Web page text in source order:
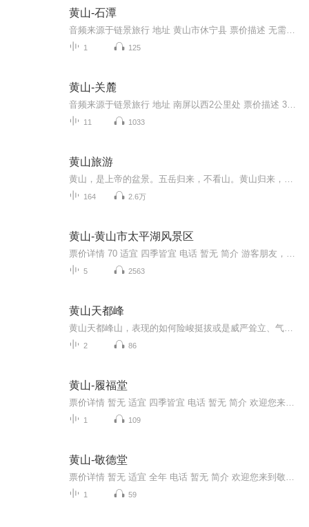
黄山-石潭
1 125
黄山-关麓
11 1033
黄山旅游
164 2.6万
黄山-黄山市太平湖风景区
5 2563
黄山天都峰
2 86
黄山-履福堂
1 109
黄山-敬德堂
1 59